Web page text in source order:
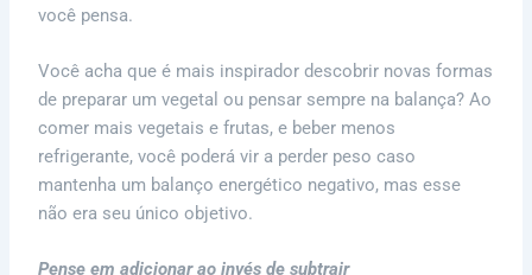
você pensa.
Você acha que é mais inspirador descobrir novas formas
de preparar um vegetal ou pensar sempre na balança? Ao
comer mais vegetais e frutas, e beber menos
refrigerante, você poderá vir a perder peso caso
mantenha um balanço energético negativo, mas esse
não era seu único objetivo.
Pense em adicionar ao invés de subtrair